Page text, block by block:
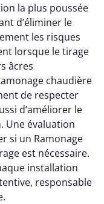
la plus poussée
d’éliminer le
les risques
lorsque le tirage
âcres
chaudière
de respecter
d’améliorer le
Une évaluation
si un Ramonage
est nécessaire.
installation
responsable